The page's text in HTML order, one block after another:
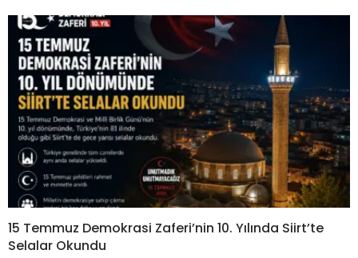
15 Temmuz Demokrasi Zaferi’nin 10. Yılında Siirt’te
Selalar Okundu